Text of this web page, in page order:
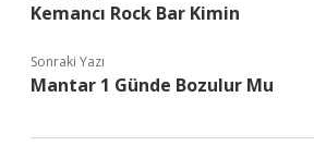
Kemancı Rock Bar Kimin
Sonraki Yazı
Mantar 1 Günde Bozulur Mu